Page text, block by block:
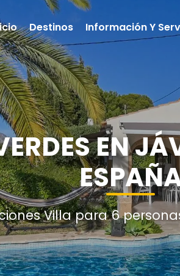
EN
Villa para 6
Destinos Información Y